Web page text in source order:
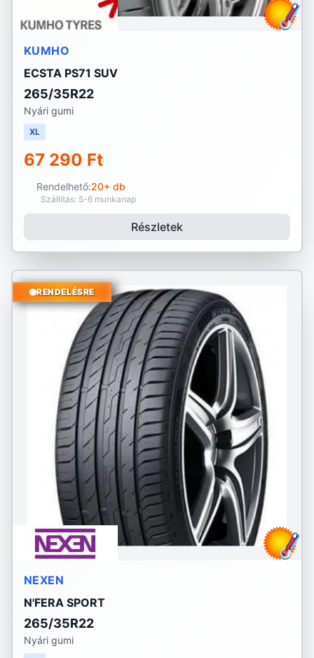
KUMHO
ECSTA PS71 SUV
265/35R22
Nyári gumi
XL
67 290 Ft
Rendelhető:20+ db
Szállítás: 5-6 munkanap
Részletek
RENDELÉSRE
NEXEN
N'FERA SPORT
265/35R22
Nyári gumi